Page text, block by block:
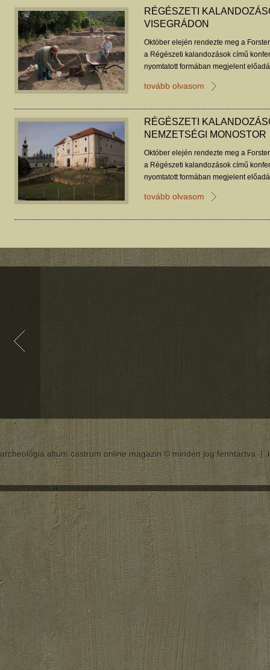
RÉGÉSZETI
VISEGRÁDON
Október elején rendezte meg a
a Régészeti kalandozások című
nyomtatott formában megjelent
tovább olvasom
RÉGÉSZETI
NEMZETSÉGI MONOSTOR
Október elején rendezte meg a
a Régészeti kalandozások című
nyomtatott formában megjelent
tovább olvasom
archeológia altum castrum online magazin © minden jog fenntartva |